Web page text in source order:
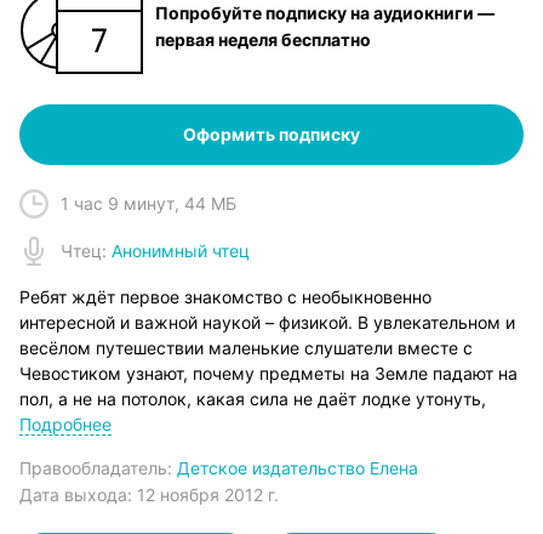
Попробуйте подписку на аудиокниги —
первая неделя бесплатно
Оформить подписку
1 час 9 минут, 44 МБ
Чтец: Анонимный чтец
Ребят ждёт первое знакомство с необыкновенно
интересной и важной наукой – физикой. В увлекательном и
весёлом путешествии маленькие слушатели вместе с
Чевостиком узнают, почему предметы на Земле падают на
пол, а не на потолок, какая сила не даёт лодке утонуть,
откуда берётся эхо, отчего во время грозы гремит гром и
Вступительная песенка
Что изучает физика
Подробнее
Правообладатель: Детское издательство Елена
Дата выхода: 12 ноября 2012 г.